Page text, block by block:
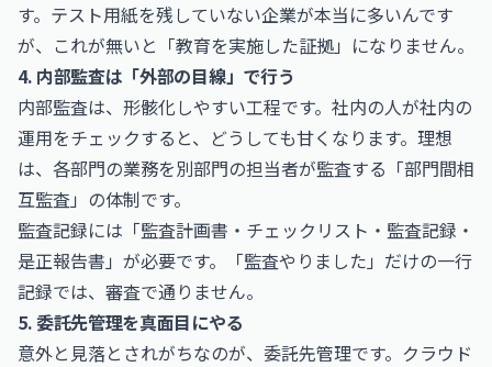
す。テスト用紙を残していない企業が本当に多いんです
が、これが無いと「教育を実施した証拠」になりません。
4. 内部監査は「外部の目線」で行う
内部監査は、形骸化しやすい工程です。社内の人が社内の
運用をチェックすると、どうしても甘くなります。理想
は、各部門の業務を別部門の担当者が監査する「部門間相
互監査」の体制です。
監査記録には「監査計画書・チェックリスト・監査記録・
是正報告書」が必要です。「監査やりました」だけの一行
記録では、審査で通りません。
5. 委託先管理を真面目にやる
意外と見落とされがちなのが、委託先管理です。クラウド